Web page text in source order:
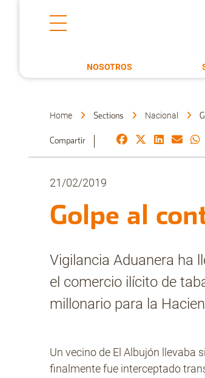
NOSOTROS
Home Sections Nacional
Compartir
21/02/2019
Golpe al
Vigilancia Aduanera ha
el comercio ilícito de
millonario para la
Un vecino de El Albujón llevaba
finalmente fue interceptado